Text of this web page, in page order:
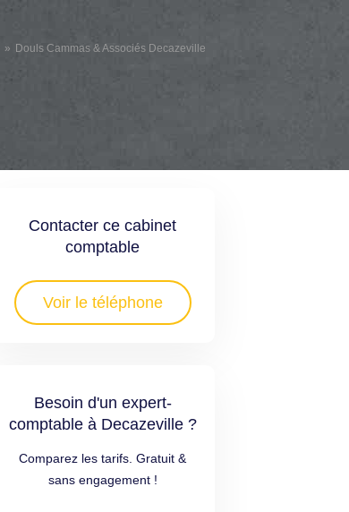
Douls Cammas & Associés Decazeville
Contacter ce cabinet
comptable
Voir le téléphone
Besoin d'un expert-
comptable à Decazeville ?
Comparez les tarifs. Gratuit &
sans engagement !